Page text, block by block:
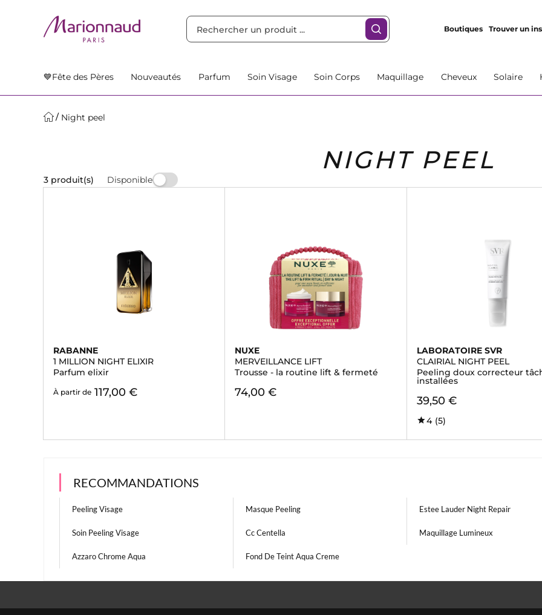
Boutiques Trouver un
💙Fête des Pères Nouveautés Parfum Soin Visage Soin Corps Maquillage Cheveux Solaire
Night peel
NIGHT PEEL
3 produit(s) Disponible
RABANNE
1 MILLION NIGHT ELIXIR
Parfum elixir
À partir de 117,00 €
NUXE
MERVEILLANCE LIFT
Trousse - la routine lift & fermeté
74,00 €
LABORATOIRE SVR
CLAIRIAL NIGHT PEEL
Peeling doux correcteur
installées
39,50 €
4 (5)
RECOMMANDATIONS
Peeling Visage Masque Peeling Estee Lauder Night Repair
Soin Peeling Visage Cc Centella Maquillage Lumineux
Azzaro Chrome Aqua Fond De Teint Aqua Creme